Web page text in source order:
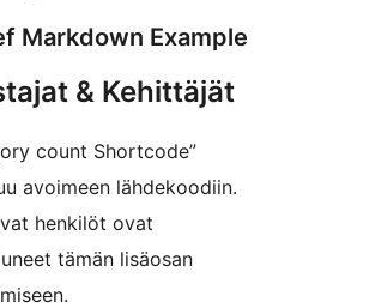
Markdown Example
& Kehittäjät
count Shortcode”
avoimeen lähdekoodiin.
henkilöt ovat
tämän lisäosan